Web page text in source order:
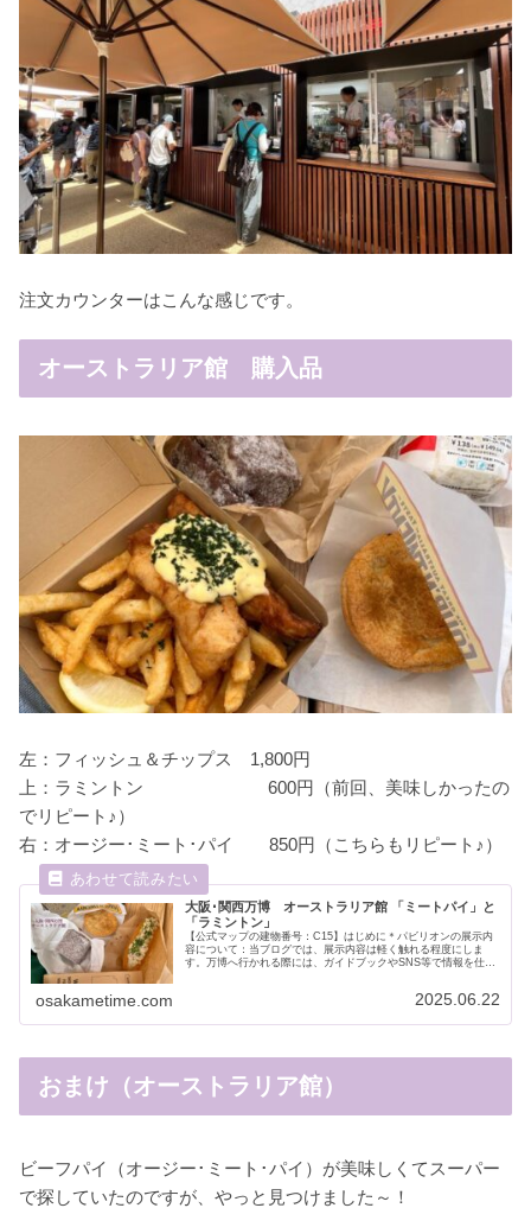
注文カウンターはこんな感じです。
オーストラリア館 購入品
左：フィッシュ＆チップス 1,800円
上：ラミントン 600円（前回、美味しかったの
でリピート♪）
右：オージー･ミート･パイ 850円（こちらもリピート♪）
大阪･関西万博 オーストラリア館 「ミートパイ」と
「ラミントン」
【公式マップの建物番号：C15】はじめに＊パビリオンの展示内
容について：当ブログでは、展示内容は軽く触れる程度にしま
す。万博へ行かれる際には、ガイドブックやSNS等で情報を仕入
osakametime.com 2025.06.22
おまけ（オーストラリア館）
ビーフパイ（オージー･ミート･パイ）が美味しくてスーパー
で探していたのですが、やっと見つけました～！